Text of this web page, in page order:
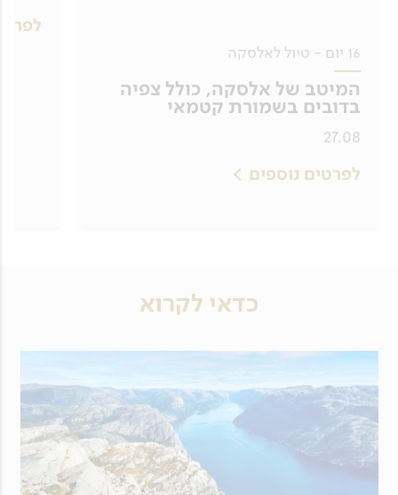
16 יום - טיול לאלסקה
המיטב של אלסקה, כולל צפיה
בדובים בשמורת קטמאי
27.08
לפרטים נוספים
כדאי לקרוא